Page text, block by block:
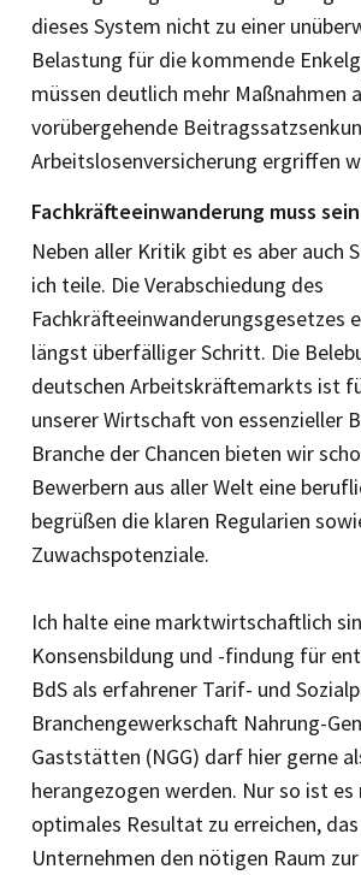
dieses System nicht zu einer
Belastung für die kommende
müssen deutlich mehr Maßnahmen
vorübergehende
Arbeitslosenversicherung ergriffen
Fachkräfteeinwanderung muss sein
Neben aller Kritik gibt es aber auch
ich teile. Die Verabschiedung des
Fachkräfteeinwanderungsgesetzes
längst überfälliger Schritt. Die
deutschen Arbeitskräftemarkts ist
unserer Wirtschaft von essenzieller
Branche der Chancen bieten wir
Bewerbern aus aller Welt eine
begrüßen die klaren Regularien
Zuwachspotenziale.
Ich halte eine marktwirtschaftlich
Konsensbildung und -findung für
BdS als erfahrener Tarif- und
Branchengewerkschaft Nahrung-
Gaststätten (NGG) darf hier gerne
herangezogen werden. Nur so ist es
optimales Resultat zu erreichen,
Unternehmen den nötigen Raum